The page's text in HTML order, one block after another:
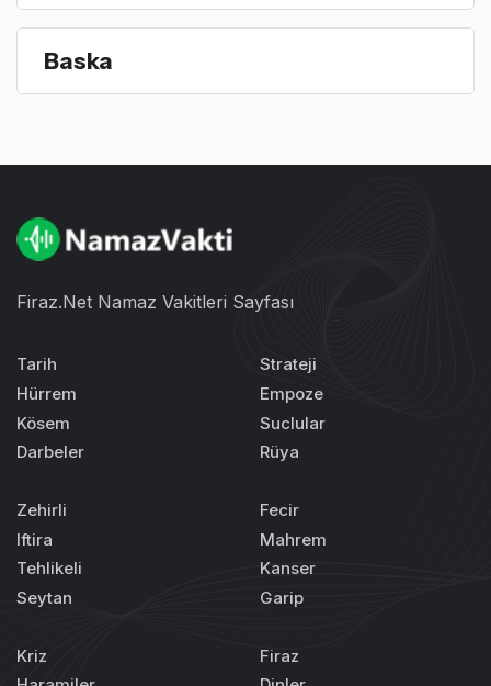
Baska
Firaz.Net Namaz Vakitleri Sayfası
Tarih
Hürrem
Kösem
Darbeler
Strateji
Empoze
Suclular
Rüya
Zehirli
Iftira
Tehlikeli
Seytan
Fecir
Mahrem
Kanser
Garip
Kriz
Firaz